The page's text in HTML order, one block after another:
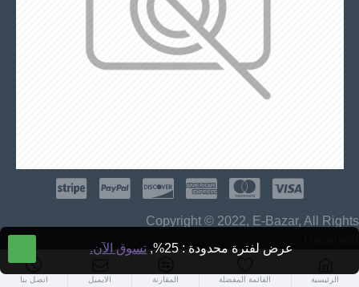
Copyright © 2022, E-Bazar, All Rights
الرئيسية القائمة المفضلة المقارنة الايميل اتصل بنا
عرض لفترة محدودة : 25%, تسوق الآن.